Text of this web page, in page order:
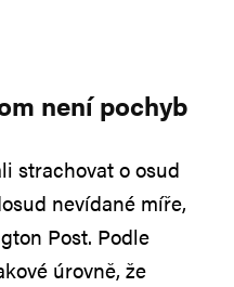
není pochyb
strachovat o osud
nevídané míře,
Post. Podle
úrovně, že